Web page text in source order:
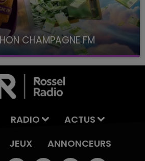
CHAMPAGNE FM
FM, à 8H10
RADIO
ACTUS
JEUX ANNONCEURS